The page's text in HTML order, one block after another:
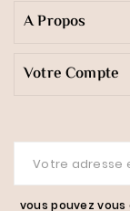
A Propos
Votre Compte
vous pouvez